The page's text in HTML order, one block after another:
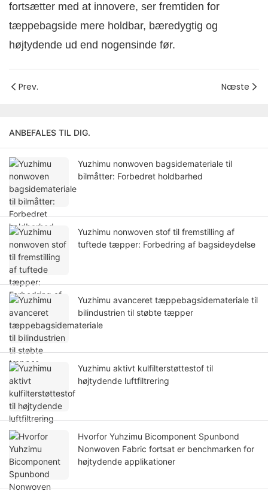
fortsætter med at innovere, ser fremtiden for
tæppebagside mere holdbar, bæredygtig og
højtydende ud end nogensinde før.
Prev. Næste
ANBEFALES TIL DIG.
Yuzhimu nonwoven bagsidemateriale til
bilmåtter: Forbedret holdbarhed
Yuzhimu nonwoven stof til fremstilling af
tuftede tæpper: Forbedring af bagsideydelse
Yuzhimu avanceret tæppebagsidemateriale til
bilindustrien til støbte tæpper
Yuzhimu aktivt kulfilterstøttestof til
højtydende luftfiltrering
Hvorfor Yuhzimu Bicomponent Spunbond
Nonwoven Fabric fortsat er benchmarken for
højtydende applikationer